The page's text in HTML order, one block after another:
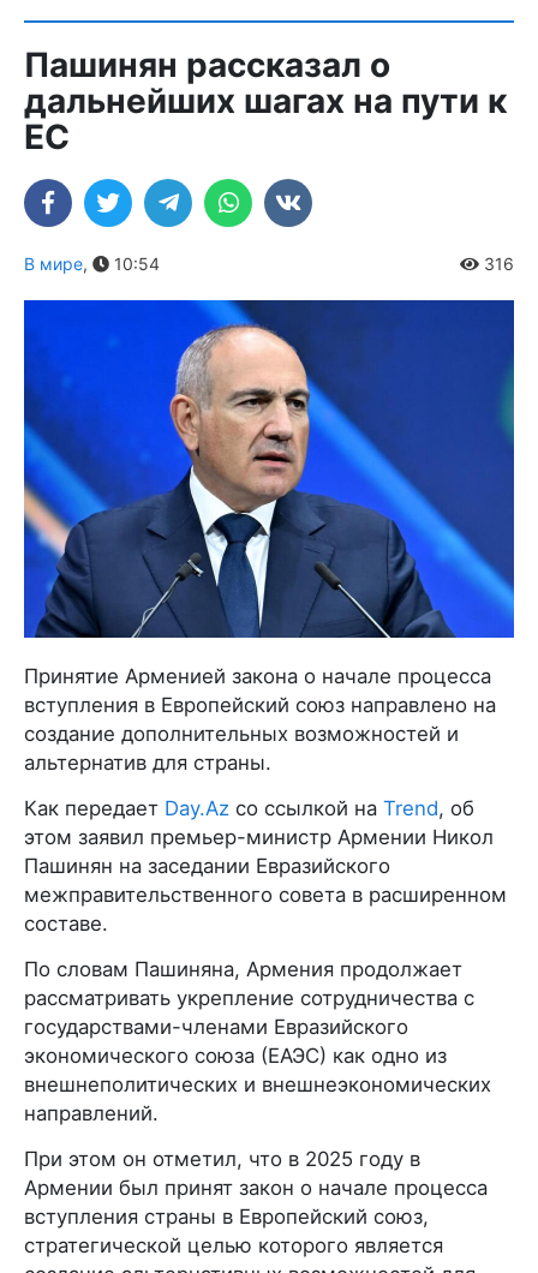
Пашинян рассказал о
дальнейших шагах на пути к
ЕС
В мире, 10:54 316
Принятие Арменией закона о начале процесса
вступления в Европейский союз направлено на
создание дополнительных возможностей и
альтернатив для страны.
Как передает Day.Az со ссылкой на Trend, об
этом заявил премьер-министр Армении Никол
Пашинян на заседании Евразийского
межправительственного совета в расширенном
составе.
По словам Пашиняна, Армения продолжает
рассматривать укрепление сотрудничества с
государствами-членами Евразийского
экономического союза (ЕАЭС) как одно из
внешнеполитических и внешнеэкономических
направлений.
При этом он отметил, что в 2025 году в
Армении был принят закон о начале процесса
вступления страны в Европейский союз,
стратегической целью которого является